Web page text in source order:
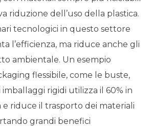
riduzione dell’uso della plastica.
tecnologici in questo settore
l’efficienza, ma riduce anche gli
ambientale. Un esempio
flessibile, come le buste,
rigidi utilizza il 60% in
e riduce il trasporto dei materiali
grandi benefici